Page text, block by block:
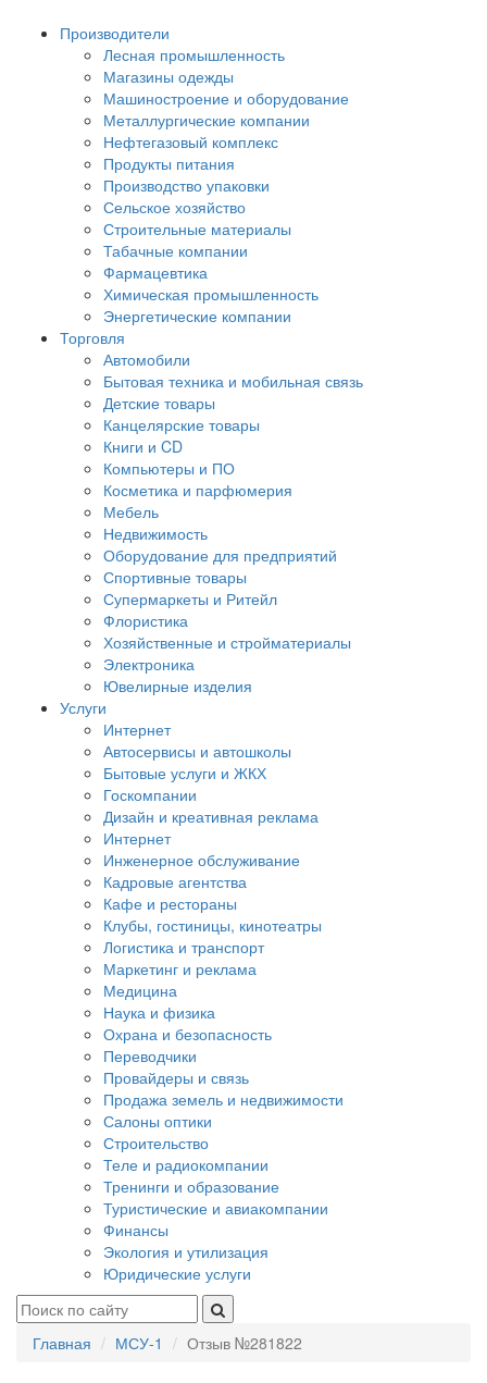
Производители
Лесная промышленность
Магазины одежды
Машиностроение и оборудование
Металлургические компании
Нефтегазовый комплекс
Продукты питания
Производство упаковки
Сельское хозяйство
Строительные материалы
Табачные компании
Фармацевтика
Химическая промышленность
Энергетические компании
Торговля
Автомобили
Бытовая техника и мобильная связь
Детские товары
Канцелярские товары
Книги и CD
Компьютеры и ПО
Косметика и парфюмерия
Мебель
Недвижимость
Оборудование для предприятий
Спортивные товары
Супермаркеты и Ритейл
Флористика
Хозяйственные и стройматериалы
Электроника
Ювелирные изделия
Услуги
Интернет
Автосервисы и автошколы
Бытовые услуги и ЖКХ
Госкомпании
Дизайн и креативная реклама
Интернет
Инженерное обслуживание
Кадровые агентства
Кафе и рестораны
Клубы, гостиницы, кинотеатры
Логистика и транспорт
Маркетинг и реклама
Медицина
Наука и физика
Охрана и безопасность
Переводчики
Провайдеры и связь
Продажа земель и недвижимости
Салоны оптики
Строительство
Теле и радиокомпании
Тренинги и образование
Туристические и авиакомпании
Финансы
Экология и утилизация
Юридические услуги
Главная МСУ-1 Отзыв №281822